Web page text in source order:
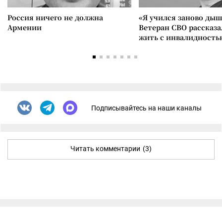
Россия ничего не должна
Армении
«Я учился заново
Ветеран СВО
жить с
Подписывайтесь на наши каналы
Читать комментарии (3)